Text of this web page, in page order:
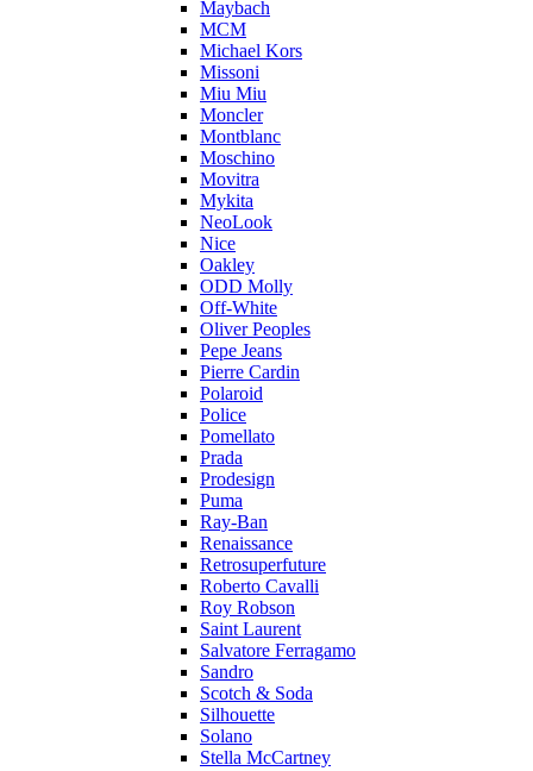
Maybach
MCM
Michael Kors
Missoni
Miu Miu
Moncler
Montblanc
Moschino
Movitra
Mykita
NeoLook
Nice
Oakley
ODD Molly
Off-White
Oliver Peoples
Pepe Jeans
Pierre Cardin
Polaroid
Police
Pomellato
Prada
Prodesign
Puma
Ray-Ban
Renaissance
Retrosuperfuture
Roberto Cavalli
Roy Robson
Saint Laurent
Salvatore Ferragamo
Sandro
Scotch & Soda
Silhouette
Solano
Stella McCartney